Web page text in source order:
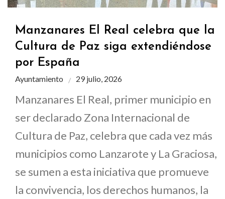
Manzanares El Real celebra que la
Cultura de Paz siga extendiéndose
por España
Ayuntamiento 29 julio, 2026
Manzanares El Real, primer municipio en
ser declarado Zona Internacional de
Cultura de Paz, celebra que cada vez más
municipios como Lanzarote y La Graciosa,
se sumen a esta iniciativa que promueve
la convivencia, los derechos humanos, la